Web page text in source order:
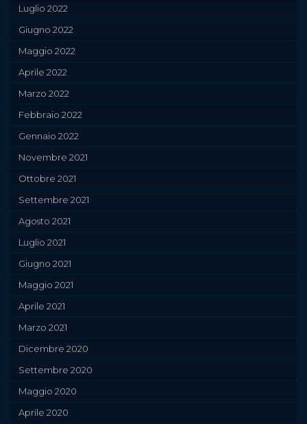
Luglio 2022
Giugno 2022
Maggio 2022
Aprile 2022
Marzo 2022
Febbraio 2022
Gennaio 2022
Novembre 2021
Ottobre 2021
Settembre 2021
Agosto 2021
Luglio 2021
Giugno 2021
Maggio 2021
Aprile 2021
Marzo 2021
Dicembre 2020
Settembre 2020
Maggio 2020
Aprile 2020